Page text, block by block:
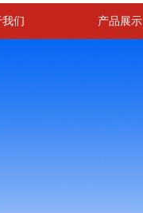
我们 产品展示